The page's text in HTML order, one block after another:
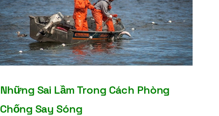
Những Sai Lầm Trong Cách Phòng
Chống Say Sóng